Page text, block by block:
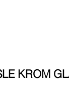
KROM